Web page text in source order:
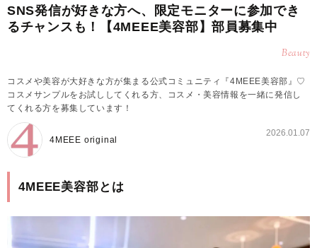
SNS発信が好きな方へ、限定モニターに参加でき
るチャンスも！【4MEEE美容部】部員募集中
Beauty
コスメや美容が大好きな方が集まる公式コミュニティ『4MEEE美容部』♡
コスメサンプルをお試ししてくれる方、コスメ・美容情報を一緒に発信し
てくれる方を募集しています！
4MEEE original
2026.01.07
4MEEE美容部とは